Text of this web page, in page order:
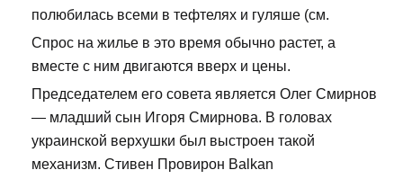
полюбилась всеми в тефтелях и гуляше (см.
Спрос на жилье в это время обычно растет, а
вместе с ним двигаются вверх и цены.
Председателем его совета является Олег Смирнов
— младший сын Игоря Смирнова. В головах
украинской верхушки был выстроен такой
механизм. Стивен Провирон Balkan